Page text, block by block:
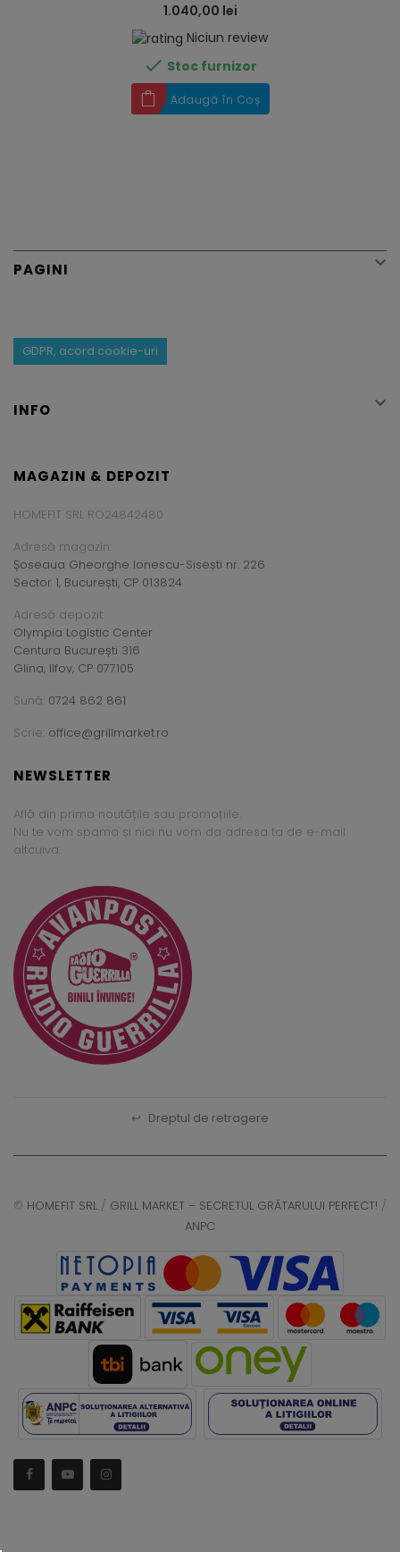
1.040,00 lei
Niciun review
 Stoc furnizor
Adaugă în Coș
PAGINI 
GDPR, acord cookie-uri
INFO 
MAGAZIN & DEPOZIT
HOMEFIT SRL RO24842480
Adresă magazin:
Șoseaua Gheorghe Ionescu-Sisești nr. 226
Sector 1, București, CP 013824
Adresă depozit:
Olympia Logistic Center
Centura București 316
Glina, Ilfov, CP 077105
Sună: 0724 862 861
Scrie: office@grillmarket.ro
NEWSLETTER
Află din prima noutățile sau promoțiile.
Nu te vom spama și nici nu vom da adresa ta de e-mail
altcuiva.
↩ Dreptul de retragere
© HOMEFIT SRL / GRILL MARKET – SECRETUL GRĂTARULUI PERFECT! /
ANPC